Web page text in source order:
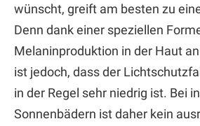
wünscht, greift am besten zu
Denn dank einer speziellen
Melaninproduktion in der Haut
ist jedoch, dass der
in der Regel sehr niedrig ist. Bei
Sonnenbädern ist daher kein